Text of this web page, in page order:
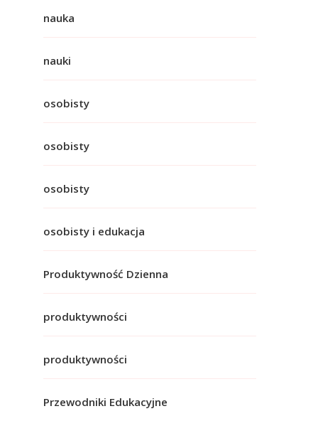
nauka
nauki
osobisty
osobisty
osobisty
osobisty i edukacja
Produktywność Dzienna
produktywności
produktywności
Przewodniki Edukacyjne